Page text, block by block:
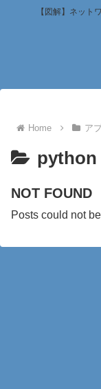
【図解】ネット
Home ア
python
NOT FOUND
Posts could not